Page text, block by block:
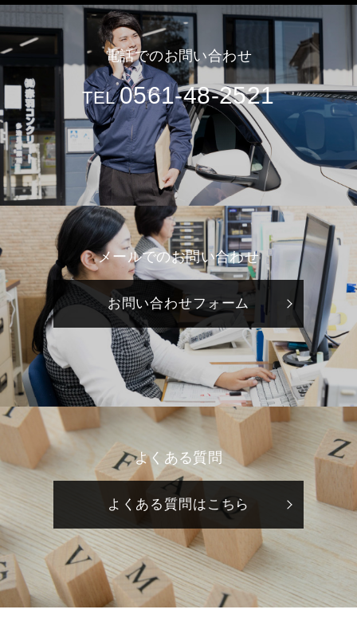
電話でのお問い合わせ
TEL0561-48-2521
メールでのお問い合わせ
お問い合わせフォーム
よくある質問
よくある質問はこちら